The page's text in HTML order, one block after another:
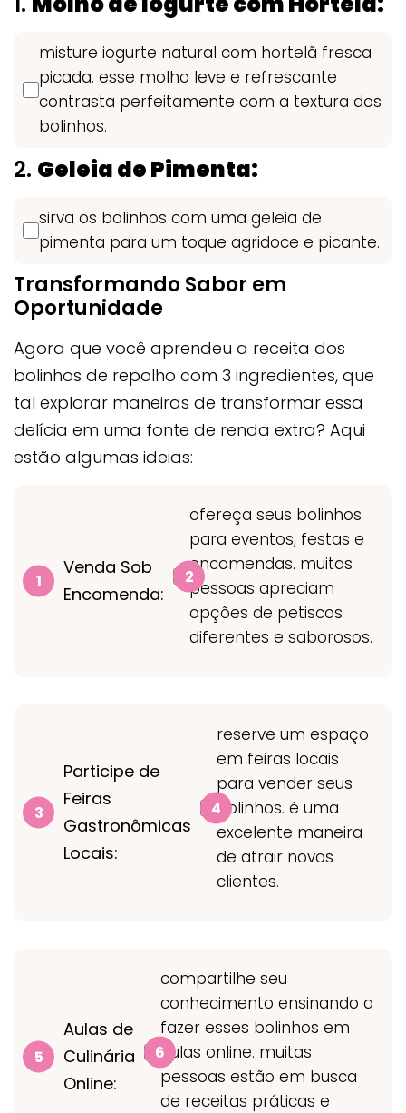
misture iogurte natural com hortelã fresca
picada. esse molho leve e refrescante
contrasta perfeitamente com a textura dos
bolinhos.
2. Geleia de Pimenta:
sirva os bolinhos com uma geleia de
pimenta para um toque agridoce e picante.
Transformando Sabor em
Oportunidade
Agora que você aprendeu a receita dos
bolinhos de repolho com 3 ingredientes, que
tal explorar maneiras de transformar essa
delícia em uma fonte de renda extra? Aqui
estão algumas ideias:
Venda Sob
Encomenda:
ofereça seus bolinhos
para eventos, festas e
encomendas. muitas
pessoas apreciam
opções de petiscos
diferentes e saborosos.
Participe de
Feiras
Gastronômicas
Locais:
reserve um espaço
em feiras locais
para vender seus
bolinhos. é uma
excelente maneira
de atrair novos
clientes.
Aulas de
Culinária
Online:
compartilhe seu
conhecimento ensinando a
fazer esses bolinhos em
aulas online. muitas
pessoas estão em busca
de receitas práticas e